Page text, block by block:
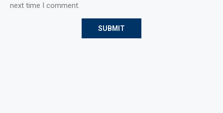
next time I comment.